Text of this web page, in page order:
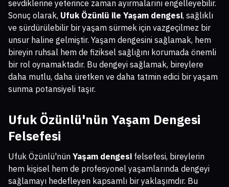
sevdiklerine yeterince zaman ayırmalarını engelleyebilir.
Sonuç olarak, Ufuk Özünlü ile Yaşam dengesi, sağlıklı
ve sürdürülebilir bir yaşam sürmek için vazgeçilmez bir
unsur haline gelmiştir. Yaşam dengesini sağlamak, hem
bireyin ruhsal hem de fiziksel sağlığını korumada önemli
bir rol oynamaktadır. Bu dengeyi sağlamak, bireylere
daha mutlu, daha üretken ve daha tatmin edici bir yaşam
sunma potansiyeli taşır.
Ufuk Özünlü'nün Yaşam Dengesi
Felsefesi
Ufuk Özünlü'nün Yaşam dengesi felsefesi, bireylerin
hem kişisel hem de profesyonel yaşamlarında dengeyi
sağlamayı hedefleyen kapsamlı bir yaklaşımdır. Bu